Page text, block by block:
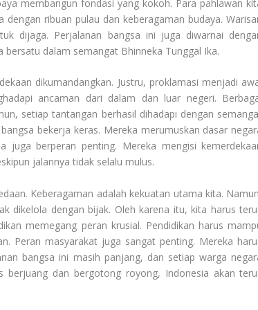
membangun fondasi yang kokoh. Para pahlawan
ribuan pulau dan keberagaman budaya.
dijaga. Perjalanan bangsa ini juga diwarnai
dalam semangat Bhinneka Tunggal Ika.
dikumandangkan. Justru, proklamasi menjadi
ancaman dari dalam dan luar negeri.
setiap tantangan berhasil dihadapi dengan
bekerja keras. Mereka merumuskan dasar
juga berperan penting. Mereka mengisi
jalannya tidak selalu mulus.
Keberagaman adalah kekuatan utama kita.
dikelola dengan bijak. Oleh karena itu, kita harus
memegang peran krusial. Pendidikan harus
Peran masyarakat juga sangat penting. Mereka
bangsa ini masih panjang, dan setiap warga
berjuang dan bergotong royong, Indonesia akan